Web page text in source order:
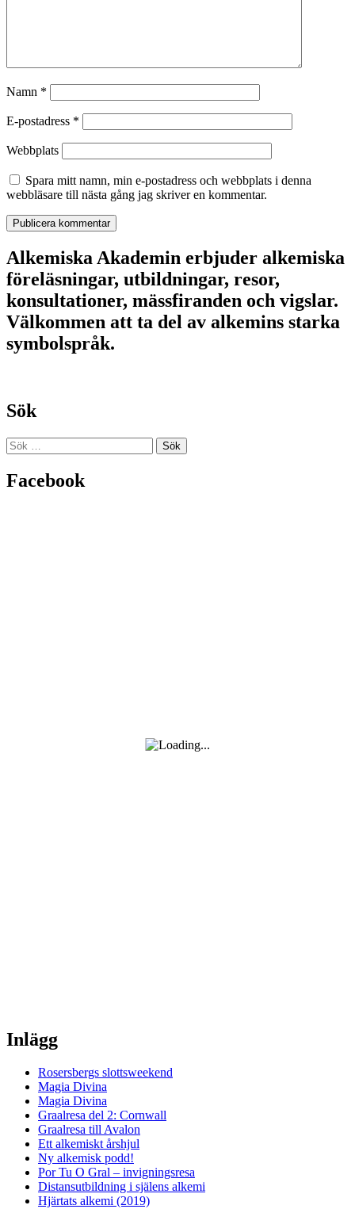
Namn *
E-postadress *
Webbplats
Spara mitt namn, min e-postadress och webbplats i denna
webbläsare till nästa gång jag skriver en kommentar.
Alkemiska Akademin erbjuder alkemiska
föreläsningar, utbildningar, resor,
konsultationer, mässfiranden och vigslar.
Välkommen att ta del av alkemins starka
symbolspråk.
Sök
Sök
efter:
Facebook
Inlägg
Rosersbergs slottsweekend
Magia Divina
Magia Divina
Graalresa del 2: Cornwall
Graalresa till Avalon
Ett alkemiskt årshjul
Ny alkemisk podd!
Por Tu O Gral – invigningsresa
Distansutbildning i själens alkemi
Hjärtats alkemi (2019)